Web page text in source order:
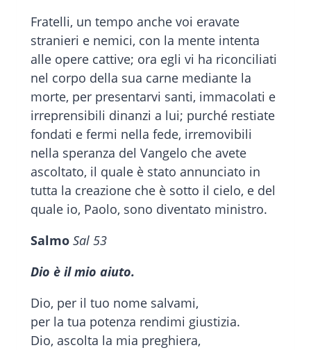
Fratelli, un tempo anche voi eravate
stranieri e nemici, con la mente intenta
alle opere cattive; ora egli vi ha riconciliati
nel corpo della sua carne mediante la
morte, per presentarvi santi, immacolati e
irreprensibili dinanzi a lui; purché restiate
fondati e fermi nella fede, irremovibili
nella speranza del Vangelo che avete
ascoltato, il quale è stato annunciato in
tutta la creazione che è sotto il cielo, e del
quale io, Paolo, sono diventato ministro.
Salmo Sal 53
Dio è il mio aiuto.
Dio, per il tuo nome salvami,
per la tua potenza rendimi giustizia.
Dio, ascolta la mia preghiera,